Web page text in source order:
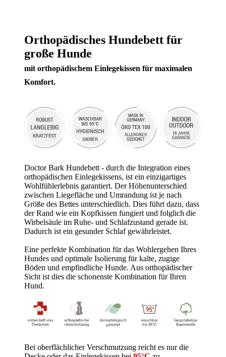
Orthopädisches Hundebett für
große Hunde
mit orthopädischem Einlegekissen für maximalen
Komfort.
Doctor Bark Hundebett - durch die Integration eines
orthopädischen Einlegekissens, ist ein einzigartiges
Wohlfühlerlebnis garantiert. Der Höhenunterschied
zwischen Liegefläche und Umrandung ist je nach
Größe des Bettes unterschiedlich. Dies führt dazu, dass
der Rand wie ein Kopfkissen fungiert und folglich die
Wirbelsäule im Ruhe- und Schlafzustand gerade ist.
Dadurch ist ein gesunder Schlaf gewährleistet.
Eine perfekte Kombination für das Wohlergehen Ihres
Hundes und optimale Isolierung für kalte, zugige
Böden und empfindliche Hunde. Aus orthopädischer
Sicht ist dies die schonenste Kombination für Ihren
Hund.
Bei oberflächlicher Verschmutzung reicht es nur die